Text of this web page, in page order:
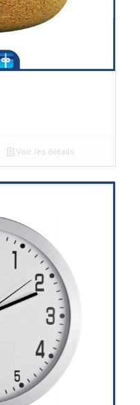
Voir les détails